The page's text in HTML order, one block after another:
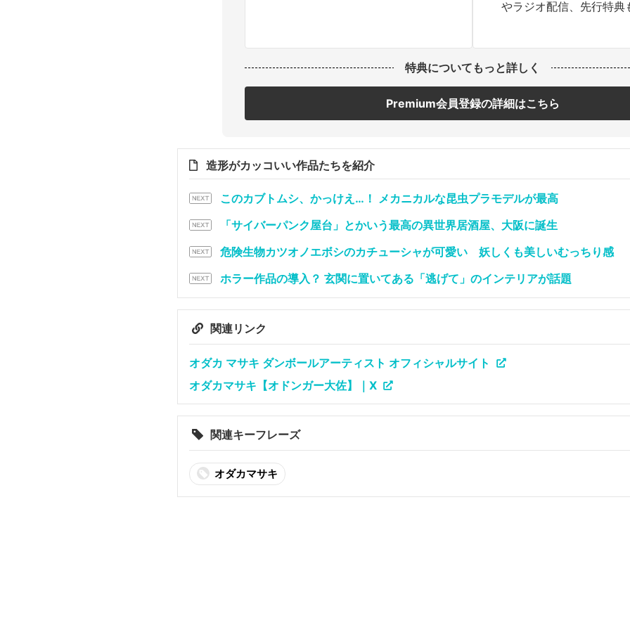
やラジオ配信、先行特典
特典についてもっと詳しく
Premium会員登録の詳細はこちら
造形がカッコいい作品たちを紹介
このカブトムシ、かっけえ…！ メカニカルな昆虫プラモデルが最高
「サイバーパンク屋台」とかいう最高の異世界居酒屋、大阪に誕生
危険生物カツオノエボシのカチューシャが可愛い 妖しくも美しいむっちり感
ホラー作品の導入？ 玄関に置いてある「逃げて」のインテリアが話題
関連リンク
オダカ マサキ ダンボールアーティスト オフィシャルサイト
オダカマサキ【オドンガー大佐】｜X
関連キーフレーズ
オダカマサキ